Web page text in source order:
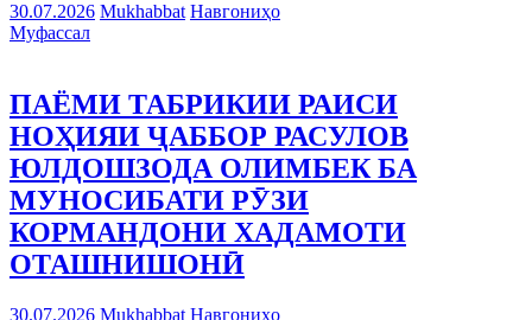
30.07.2026 Mukhabbat Навгониҳо
Муфассал
ПАЁМИ ТАБРИКИИ РАИСИ
НОҲИЯИ ҶАББОР РАСУЛОВ
ЮЛДОШЗОДА ОЛИМБЕК БА
МУНОСИБАТИ РӮЗИ
КОРМАНДОНИ ХАДАМОТИ
ОТАШНИШОНӢ
30.07.2026 Mukhabbat Навгониҳо